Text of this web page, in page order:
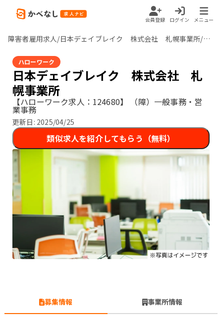
会員登録 ログイン メニュー
障害者雇用求人/日本デェイブレイク 株式会社 札幌事業所/北海道
ハローワーク
日本デェイブレイク 株式会社 札
幌事業所
【ハローワーク求人：124680】 （障）一般事務・営
業事務
更新日: 2025/04/25
類似求人を紹介してもらう（無料）
募集情報 事業所情報